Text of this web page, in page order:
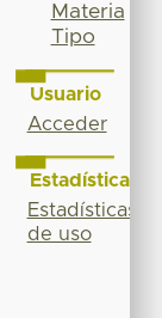
Materia
Tipo
Usuario
Acceder
Estadísticas
Estadísticas
de uso